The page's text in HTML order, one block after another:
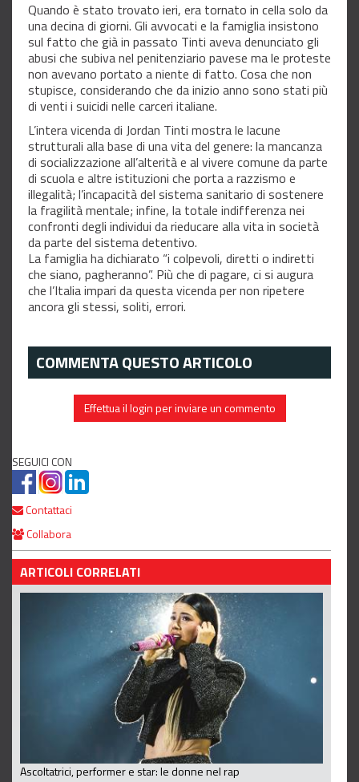
Quando è stato trovato ieri, era tornato in cella solo da
una decina di giorni. Gli avvocati e la famiglia insistono
sul fatto che già in passato Tinti aveva denunciato gli
abusi che subiva nel penitenziario pavese ma le proteste
non avevano portato a niente di fatto. Cosa che non
stupisce, considerando che da inizio anno sono stati più
di venti i suicidi nelle carceri italiane.
L’intera vicenda di Jordan Tinti mostra le lacune
strutturali alla base di una vita del genere: la mancanza
di socializzazione all’alterità e al vivere comune da parte
di scuola e altre istituzioni che porta a razzismo e
illegalità; l’incapacità del sistema sanitario di sostenere
la fragilità mentale; infine, la totale indifferenza nei
confronti degli individui da rieducare alla vita in società
da parte del sistema detentivo.
La famiglia ha dichiarato “i colpevoli, diretti o indiretti
che siano, pagheranno”. Più che di pagare, ci si augura
che l’Italia impari da questa vicenda per non ripetere
ancora gli stessi, soliti, errori.
COMMENTA QUESTO ARTICOLO
Effettua il login per inviare un commento
SEGUICI CON
Contattaci
Collabora
ARTICOLI CORRELATI
Ascoltatrici, performer e star: le donne nel rap